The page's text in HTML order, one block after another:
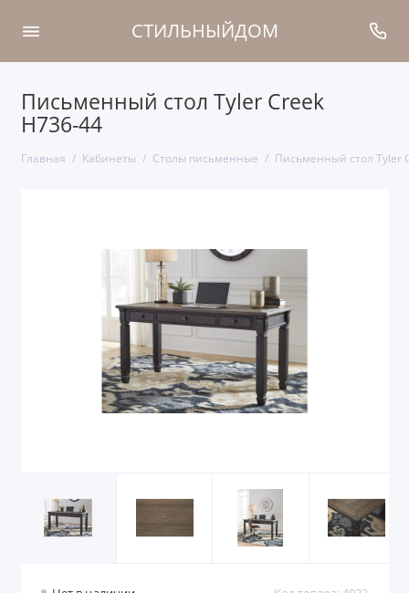
СТИЛЬНЫЙДОМ
Письменный стол Tyler Creek
H736-44
Главная Кабинеты Столы письменные Письменный стол Tyler